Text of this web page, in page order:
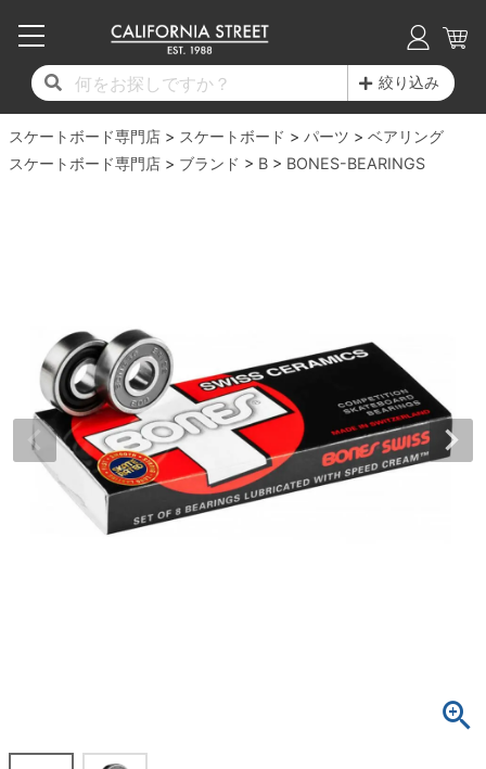
絞り込み
スケートボード専門店 スケートボード パーツ
ベアリング
スケートボード専門店
ブランド B BONES-BEARINGS
17時までのご注文は当日発送！
11,000円以上で送料無料！
毎月1日はポイント5倍！10日と20日は3倍！
17時までのご注文は当日発送！
11,000円以上で送料無料！
毎月1日はポイント5倍！10日と20日は3倍！
子供用デッキ
7.0inch以下
7.6inch
7.7inch
7.8inch
17時までのご注文は当日発送！
11,000円以上で送料無料！
毎月1日はポイント5倍！10日と20日は3倍！
7.0inch以下
7.2inch
7.7inch
7.8inch
7.9inch
ウィール
17時までのご注文は当日発送！
11,000円以上で送料無料！
毎月1日はポイント5倍！10日と20日は3倍！
50mm
51mm
55mm
56mm
57mm
スピットファイヤー F4（フォーミュラフォ
ー）
ボーンズ XF（エックスフォーミュラ）
ボーンズ STF（エスティーエフ）
ベアリング
デッキテープ
ボルト
練習用アイテム（初心者におすすめ）
17時までのご注文は当日発送！
11,000円以上で送料無料！
毎月1日はポイント5倍！10日と20日は3倍！
20cm
21cm
23.5cm
24cm
24.5cm
サンダル
インソール
シューレース・その他
17時までのご注文は当日発送！
11,000円以上で送料無料！
毎月1日はポイント5倍！10日と20日は3倍！
パーカー
トレーナー・セーター
パンツ
ショーツ
キャップ
17時までのご注文は当日発送！
11,000円以上で送料無料！
毎月1日はポイント5倍！10日と20日は3倍！
17時までのご注文は当日発送！
11,000円以上で送料無料！
毎月1日はポイント5倍！10日と20日は3倍！
スタッフおすすめアイテム
ブランド紹介
INFO
スケートパーク情報
17時までのご注文は当日発送！
11,000円以上で送料無料！
毎月1日はポイント5倍！10日と20日は3倍！
カリフォルニアストリートの歴史
求人情報
プライバシーポリシー
特定商取引法に基づく表記